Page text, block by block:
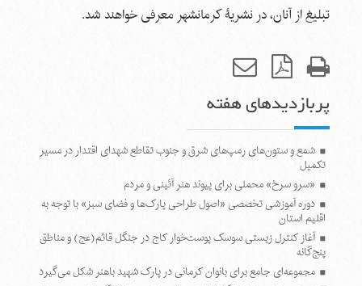
تبلیغ از آنان، در نشریۀ کرمانشهر معرفی خواهند شد.
پربازدیدهای هفته
شمع و ستون‌های رمپ‌های شرق و جنوب تقاطع شهدای اقتدار در مسیر
تکمیل
«سرو سرخ» محملی برای پیوند هنر آئینی و مردم
دوره آموزشی تخصصی «اصول طراحی پارک‌ها و فضای سبز» با توجه به
اقلیم استان
آغاز کنترل زیستی سوسک پوست‌خوار کاج در جنگل قائم(عج) و مناطق
پنج‌گانه
مجموعه‌ای جامع برای بانوان کرمانی در پارک شهید باهنر شکل می‌گیرد